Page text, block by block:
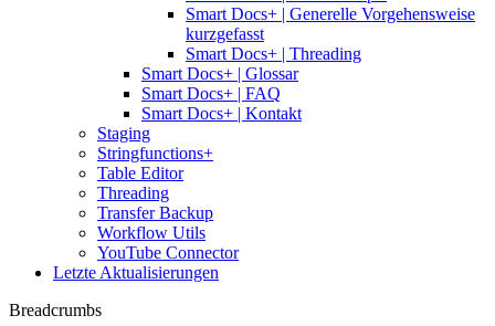
Smart Docs+ | Generelle Vorgehensweise
kurzgefasst
Smart Docs+ | Threading
Smart Docs+ | Glossar
Smart Docs+ | FAQ
Smart Docs+ | Kontakt
Staging
Stringfunctions+
Table Editor
Threading
Transfer Backup
Workflow Utils
YouTube Connector
Letzte Aktualisierungen
Breadcrumbs